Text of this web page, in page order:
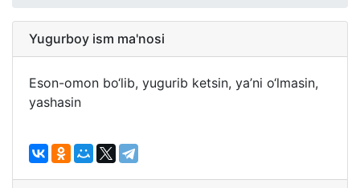
Yugurboy ism ma'nosi
Eson-omon bo‘lib, yugurib ketsin, ya’ni o‘lmasin,
yashasin